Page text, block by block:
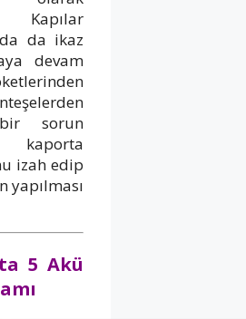
Kapılar
da ikaz
devam
sorun
kaporta
izah edip
yapılması
5 Akü